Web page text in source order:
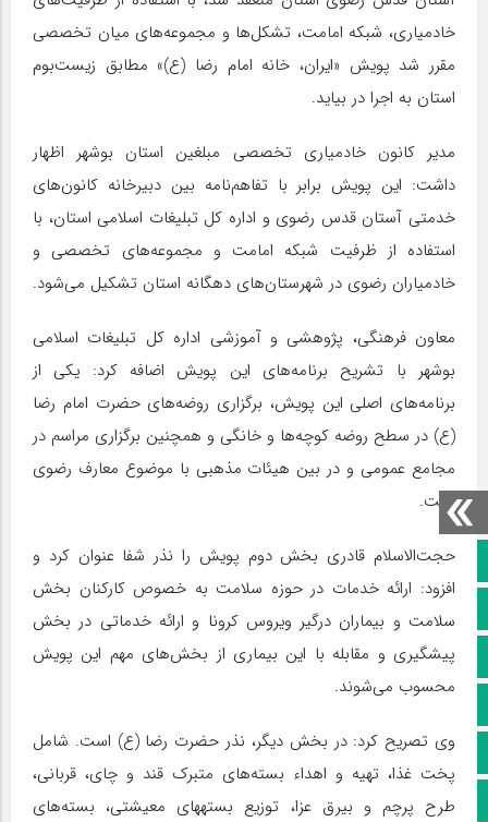
صفحه نخست
کانال ایتا
اینستاگرام
پخش زنده
خادمیاری، شبکه امامت، تشکل‌ها و مجموعه‌های میان تخصصی
مقرر شد پویش «ایران، خانه امام رضا‌ (ع)» مطابق زیست‌بوم
استان به اجرا در بیاید.
مدیر کانون خادمیاری تخصصی مبلغین استان بوشهر اظهار
داشت: این پویش برابر با تفاهم‌نامه بین دبیرخانه کانون‌های
خدمتی آستان قدس رضوی و اداره کل تبلیغات اسلامی استان، با
استفاده از ظرفیت شبکه امامت و مجموعه‌های تخصصی و
خادمیاران رضوی در شهرستان‌های دهگانه استان تشکیل می‌شود.
معاون فرهنگی، پژوهشی و آموزشی اداره کل تبلیغات اسلامی
بوشهر با تشریح برنامه‌های این پویش اضافه کرد: یکی از
برنامه‌های اصلی این پویش، برگزاری روضه‌های حضرت امام رضا
(ع) در سطح روضه کوچه‌ها و خانگی و همچنین برگزاری مراسم در
مجامع عمومی و در بین هیئات مذهبی با موضوع معارف رضوی
است.
حجت‌الاسلام قادری بخش دوم پویش را نذر شفا عنوان کرد و
افزود: ارائه خدمات در حوزه سلامت به خصوص کارکنان بخش
سلامت و بیماران درگیر ویروس کرونا و ارائه خدماتی در بخش
پیشگیری و مقابله با این بیماری از بخش‌های مهم این پویش
محسوب می‌شوند.
وی تصریح کرد: در بخش دیگر، نذر حضرت رضا (ع) است. شامل
پخت غذا، تهیه و اهداء بسته‌های متبرک قند و چای، قربانی،
طرح پرچم و بیرق عزا، توزیع بسته‎های معیشتی، بسته‌های